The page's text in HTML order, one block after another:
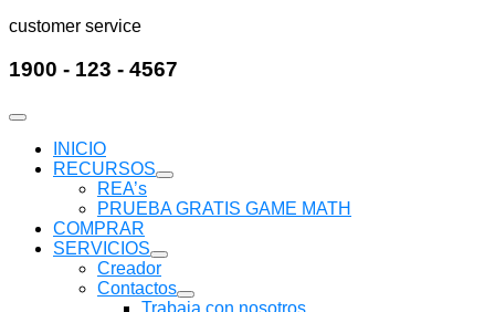
customer service
1900 - 123 - 4567
INICIO
RECURSOS
Mostrar
submenú
REA’s
PRUEBA GRATIS GAME MATH
COMPRAR
SERVICIOS
Mostrar
submenú
Creador
Contactos
Mostrar